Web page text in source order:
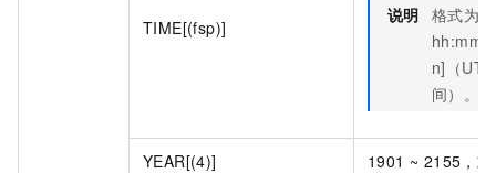
TIME[(fsp)]
说明 格式为
n]（UTC
间）。
YEAR[(4)] 1901 ~ 2155，或